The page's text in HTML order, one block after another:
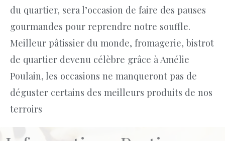
du quartier, sera l’occasion de faire des pauses
gourmandes pour reprendre notre souffle.
Meilleur pâtissier du monde, fromagerie, bistrot
de quartier devenu célèbre grâce à Amélie
Poulain, les occasions ne manqueront pas de
déguster certains des meilleurs produits de nos
terroirs